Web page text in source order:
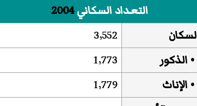
التعداد السكاني2004
3٬552
• الذكور
1٬773
• الإناث
1٬779